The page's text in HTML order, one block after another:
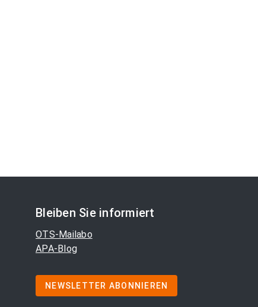
Bleiben Sie informiert
OTS-Mailabo
APA-Blog
NEWSLETTER ABONNIEREN